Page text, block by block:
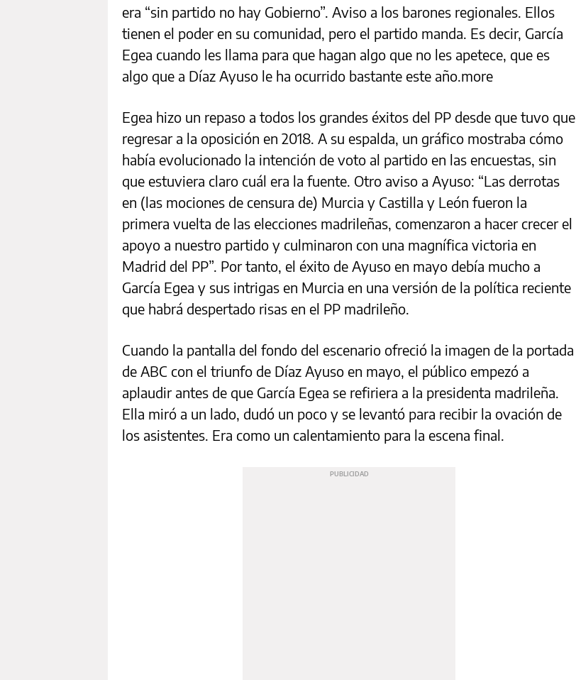
era “sin partido no hay Gobierno”. Aviso a los barones regionales. Ellos
tienen el poder en su comunidad, pero el partido manda. Es decir, García
Egea cuando les llama para que hagan algo que no les apetece, que es
algo que a Díaz Ayuso le ha ocurrido bastante este año.more
Egea hizo un repaso a todos los grandes éxitos del PP desde que tuvo que
regresar a la oposición en 2018. A su espalda, un gráfico mostraba cómo
había evolucionado la intención de voto al partido en las encuestas, sin
que estuviera claro cuál era la fuente. Otro aviso a Ayuso: “Las derrotas
en (las mociones de censura de) Murcia y Castilla y León fueron la
primera vuelta de las elecciones madrileñas, comenzaron a hacer crecer el
apoyo a nuestro partido y culminaron con una magnífica victoria en
Madrid del PP”. Por tanto, el éxito de Ayuso en mayo debía mucho a
García Egea y sus intrigas en Murcia en una versión de la política reciente
que habrá despertado risas en el PP madrileño.
Cuando la pantalla del fondo del escenario ofreció la imagen de la portada
de ABC con el triunfo de Díaz Ayuso en mayo, el público empezó a
aplaudir antes de que García Egea se refiriera a la presidenta madrileña.
Ella miró a un lado, dudó un poco y se levantó para recibir la ovación de
los asistentes. Era como un calentamiento para la escena final.